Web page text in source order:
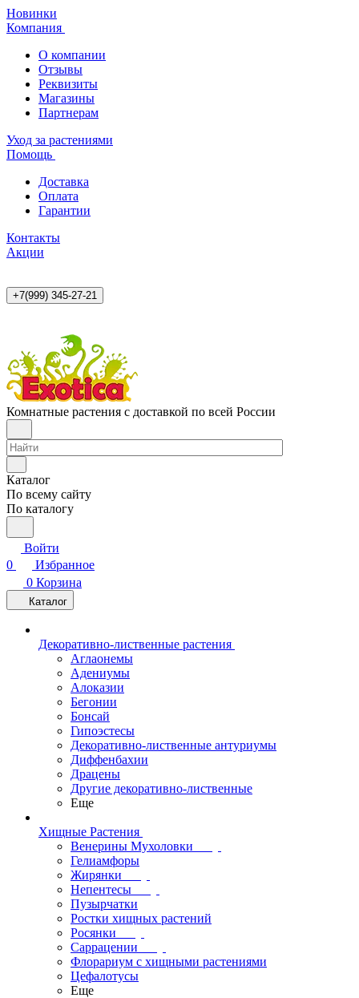
Новинки
Компания
О компании
Отзывы
Реквизиты
Магазины
Партнерам
Уход за растениями
Помощь
Доставка
Оплата
Гарантии
Контакты
Акции
+7(999) 345-27-21
Комнатные растения с доставкой по всей России
Каталог
По всему сайту
По каталогу
Войти
0
Избранное
0 Корзина
Каталог
Декоративно-лиственные растения
Аглаонемы
Адениумы
Алоказии
Бегонии
Бонсай
Гипоэстесы
Декоративно-лиственные антуриумы
Диффенбахии
Драцены
Другие декоративно-лиственные
Еще
Хищные Растения
Венерины Мухоловки
Гелиамфоры
Жирянки
Непентесы
Пузырчатки
Ростки хищных растений
Росянки
Саррацении
Флорариум с хищными растениями
Цефалотусы
Еще